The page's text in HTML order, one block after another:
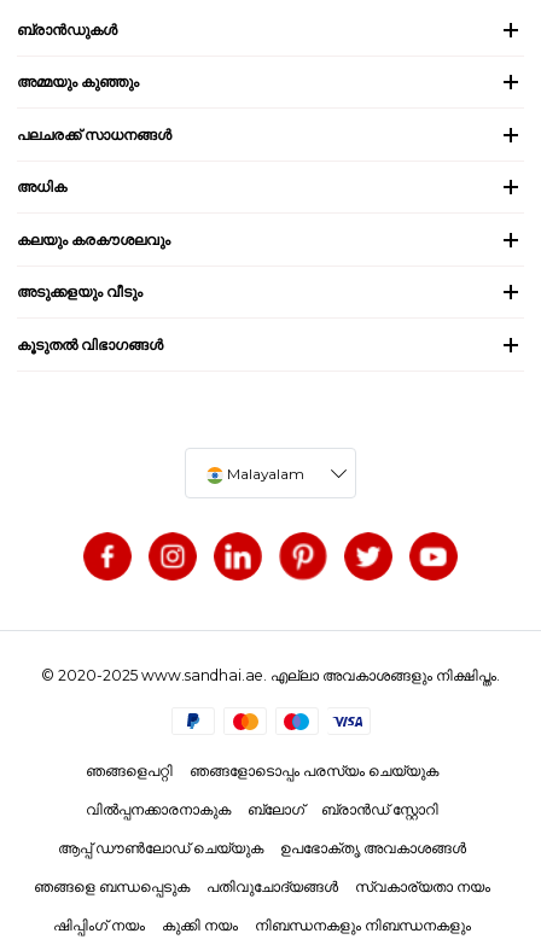
ബ്രാൻഡുകൾ
അമ്മയും കുഞ്ഞും
പലചരക്ക് സാധനങ്ങൾ
അധിക
കലയും കരകൗശലവും
അടുക്കളയും വീടും
കൂടുതൽ വിഭാഗങ്ങൾ
Malayalam
© 2020-2025 www.sandhai.ae. എല്ലാ അവകാശങ്ങളും നിക്ഷിപ്തം.
ഞങ്ങളെപറ്റി ഞങ്ങളോടൊപ്പം പരസ്യം ചെയ്യുക
വിൽപ്പനക്കാരനാകുക ബ്ലോഗ് ബ്രാൻഡ് സ്റ്റോറി
ആപ്പ് ഡൗൺലോഡ് ചെയ്യുക ഉപഭോക്തൃ അവകാശങ്ങൾ
ഞങ്ങളെ ബന്ധപ്പെടുക പതിവുചോദ്യങ്ങൾ സ്വകാര്യതാ നയം
ഷിപ്പിംഗ് നയം കുക്കി നയം നിബന്ധനകളും നിബന്ധനകളും